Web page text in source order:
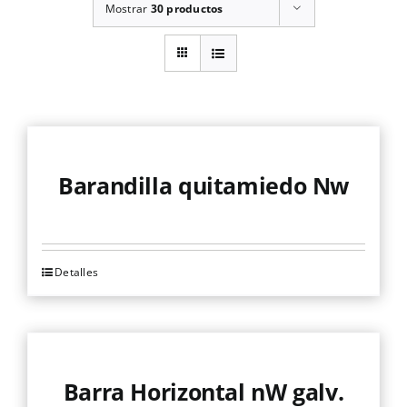
Mostrar 30 productos
Barandilla quitamiedo Nw
Este
producto
tiene
variantes.
Detalles
Barra Horizontal nW galv.